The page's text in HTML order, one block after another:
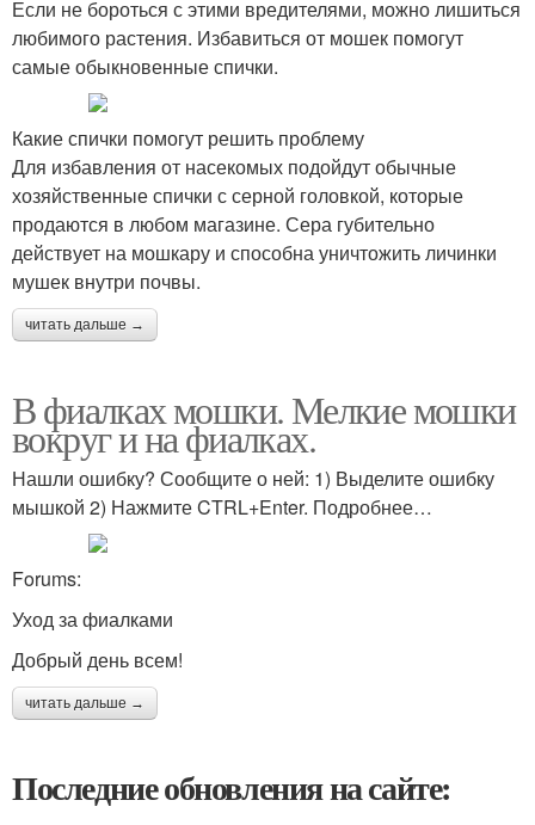
Если не бороться с этими вредителями, можно лишиться
любимого растения. Избавиться от мошек помогут
самые обыкновенные спички.
Какие спички помогут решить проблему
Для избавления от насекомых подойдут обычные
хозяйственные спички с серной головкой, которые
продаются в любом магазине. Сера губительно
действует на мошкару и способна уничтожить личинки
мушек внутри почвы.
читать дальше →
В фиалках мошки. Мелкие мошки
вокруг и на фиалках.
Нашли ошибку? Сообщите о ней: 1) Выделите ошибку
мышкой 2) Нажмите CTRL+Enter. Подробнее…
Forums:
Уход за фиалками
Добрый день всем!
читать дальше →
Последние обновления на сайте: